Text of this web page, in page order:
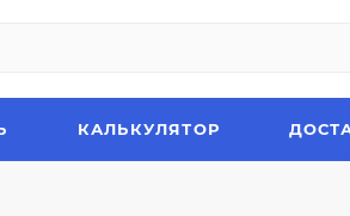
КАЛЬКУЛЯТОР